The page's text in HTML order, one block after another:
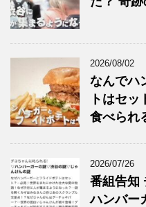
2026/08/02
なんでハ
トはセ
食べられ
2026/07/26
番組告知
ハンバー